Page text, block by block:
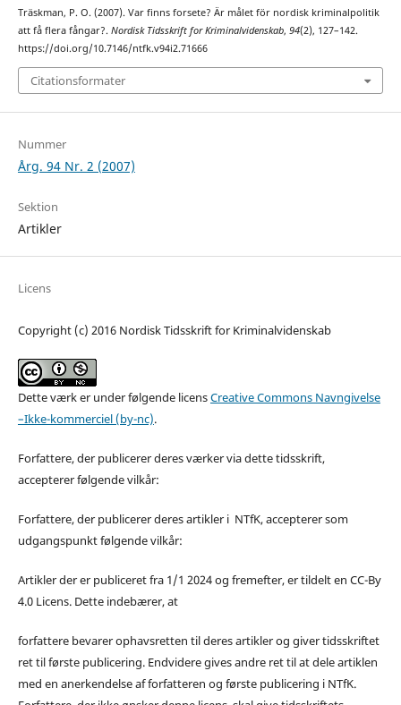
Träskman, P. O. (2007). Var finns forsete? Är målet för nordisk kriminalpolitik
att få flera fångar?. Nordisk Tidsskrift for Kriminalvidenskab, 94(2), 127–142.
https://doi.org/10.7146/ntfk.v94i2.71666
Citationsformater
Nummer
Årg. 94 Nr. 2 (2007)
Sektion
Artikler
Licens
Copyright (c) 2016 Nordisk Tidsskrift for Kriminalvidenskab
Dette værk er under følgende licensCreative Commons Navngivelse
–Ikke-kommerciel (by-nc).
Forfattere, der publicerer deres værker via dette tidsskrift,
accepterer følgende vilkår:
Forfattere, der publicerer deres artikler i NTfK, accepterer som
udgangspunkt følgende vilkår:
Artikler der er publiceret fra 1/1 2024 og fremefter, er tildelt en CC-By
4.0 Licens. Dette indebærer, at
forfattere bevarer ophavsretten til deres artikler og giver tidsskriftet
ret til første publicering. Endvidere gives andre ret til at dele artiklen
med en anerkendelse af forfatteren og første publicering i NTfK.